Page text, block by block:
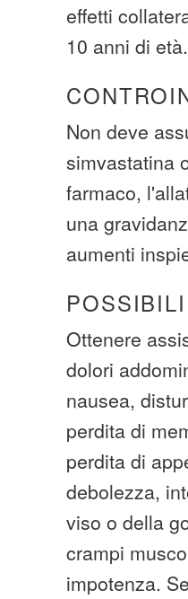
effetti
10 anni di età.
Non deve
simvastatina
farmaco,
una
aumenti
Ottenere
dolori
nausea,
perdita di
perdita di
debolezza,
viso o della
crampi
impotenza.